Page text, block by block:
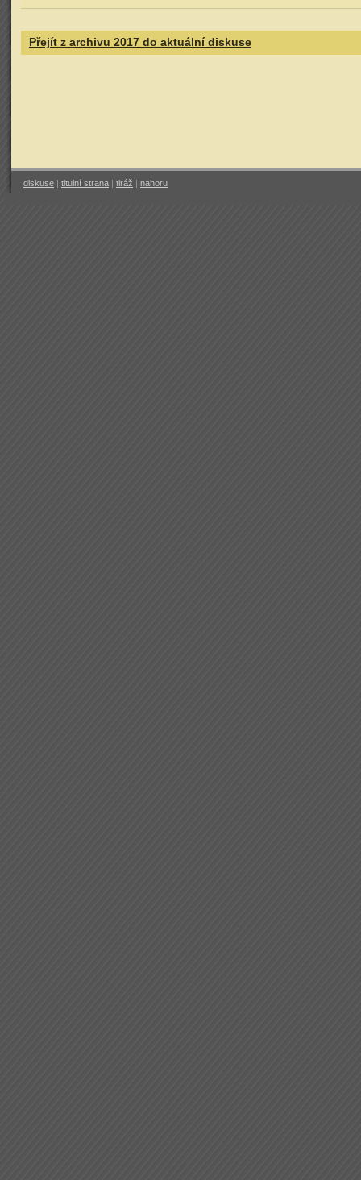
Přejít z archivu 2017 do aktuální diskuse
diskuse | titulní strana | tiráž | nahoru